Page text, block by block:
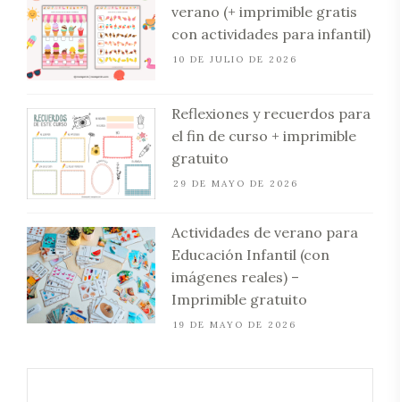
verano (+ imprimible gratis
con actividades para infantil)
10 DE JULIO DE 2026
Reflexiones y recuerdos para
el fin de curso + imprimible
gratuito
29 DE MAYO DE 2026
Actividades de verano para
Educación Infantil (con
imágenes reales) –
Imprimible gratuito
19 DE MAYO DE 2026